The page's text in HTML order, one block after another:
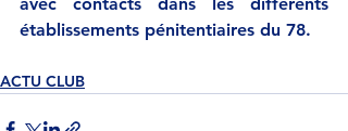
établissements pénitentiaires du 78.
ACTU CLUB